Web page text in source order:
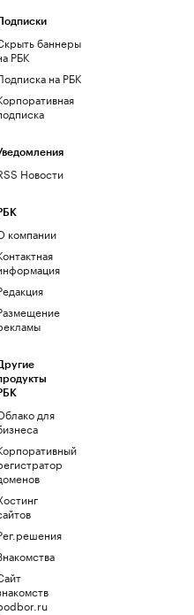
баннеры
РБК
на РБК
Новости
компании
для